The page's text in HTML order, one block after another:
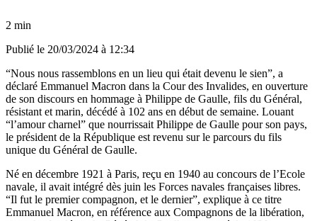
2 min
Publié le 20/03/2024 à 12:34
“Nous nous rassemblons en un lieu qui était devenu le sien”, a
déclaré Emmanuel Macron dans la Cour des Invalides, en ouverture
de son discours en hommage à Philippe de Gaulle, fils du Général,
résistant et marin, décédé à 102 ans en début de semaine. Louant
“l’amour charnel” que nourrissait Philippe de Gaulle pour son pays,
le président de la République est revenu sur le parcours du fils
unique du Général de Gaulle.
Né en décembre 1921 à Paris, reçu en 1940 au concours de l’Ecole
navale, il avait intégré dès juin les Forces navales françaises libres.
“Il fut le premier compagnon, et le dernier”, explique à ce titre
Emmanuel Macron, en référence aux Compagnons de la libération,